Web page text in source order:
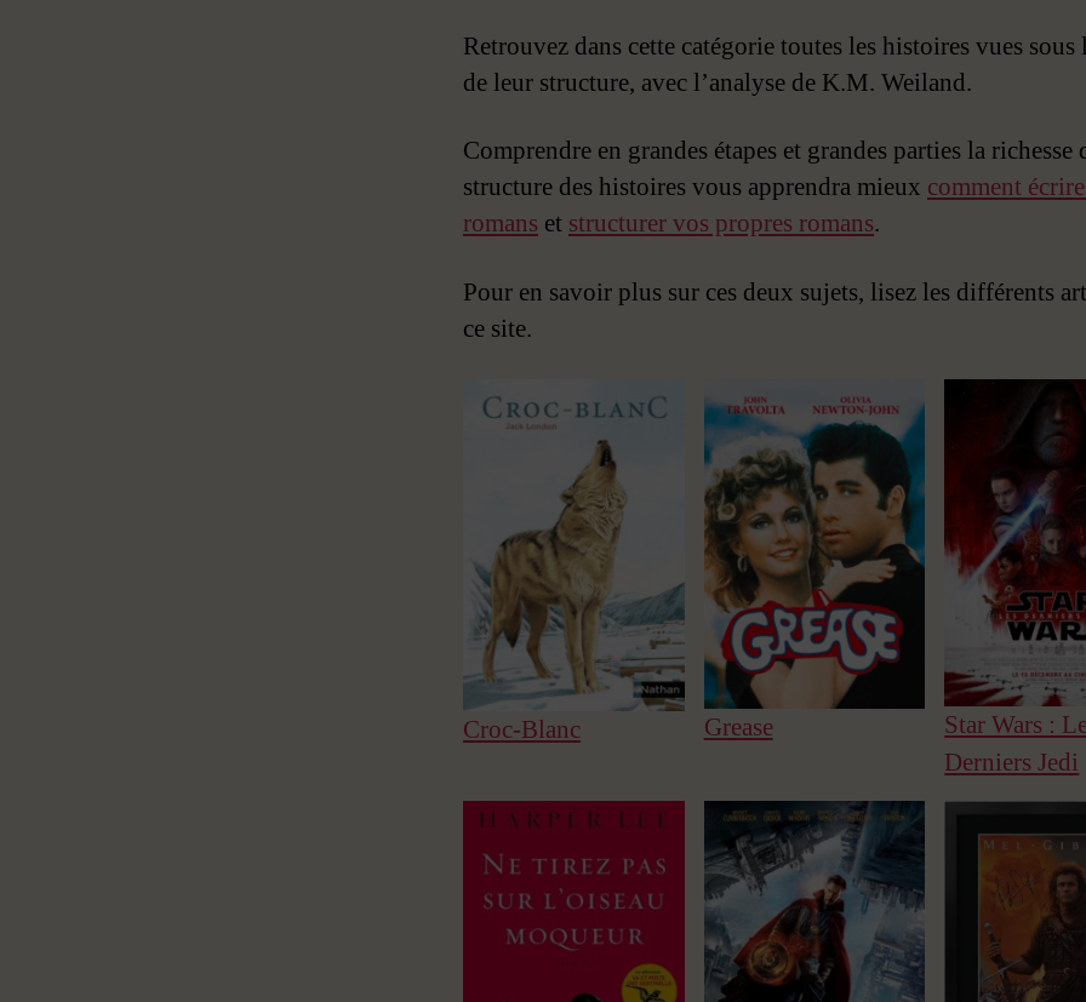
Retrouvez dans cette catégorie toutes les histoires vues sous
de leur structure, avec l’analyse de K.M. Weiland.
Comprendre en grandes étapes et grandes parties la richesse
structure des histoires vous apprendra mieux comment
romans et structurer vos propres romans.
Pour en savoir plus sur ces deux sujets, lisez les différents
ce site.
Croc-Blanc Grease
Star Wars :
Derniers Jedi